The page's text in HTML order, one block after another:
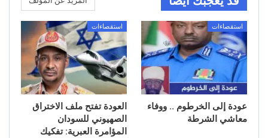
استقصاءات
عودة إلى الخرطوم .. ووفاء
معاشي الشرطة
استقصاءات
العودة تفتح ملف الاختراق
الصهيوني للسودان
المؤامرة العبرية: تفكيك